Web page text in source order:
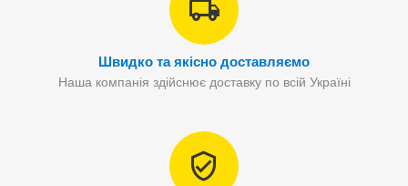
Швидко та якісно доставляємо
Наша компанія здійснює доставку по всій Україні